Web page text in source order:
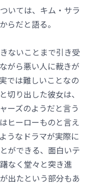
いては、キム・サラ
らだと語る。
ないことまで引き受
がら悪い人に裁きが
では難しいことなの
切り出した彼女は、
ーズのようだと言う
ヒーローものと言え
うなドラマが実際に
ができる、面白いテ
なく堂々と突き進
出たという部分もあ